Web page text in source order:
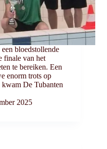
bloedstollende
finale van het
te bereiken. Een
enorm trots op
De Tubanten
2025